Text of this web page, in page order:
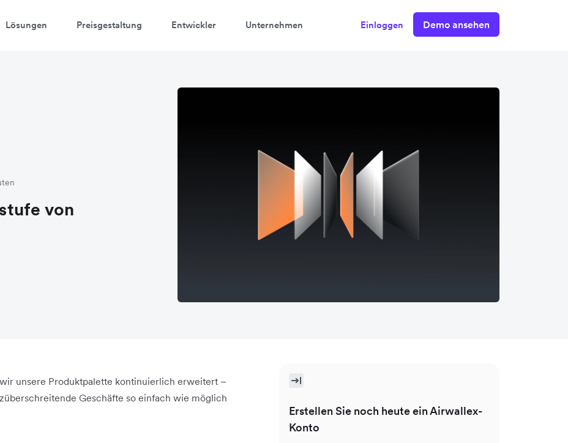
Lösungen Preisgestaltung Entwickler Unternehmen Einloggen Demo ansehen
von
unsere Produktpalette kontinuierlich erweitert –
Geschäfte so einfach wie möglich
Erstellen Sie noch heute ein Airwallex-
Konto